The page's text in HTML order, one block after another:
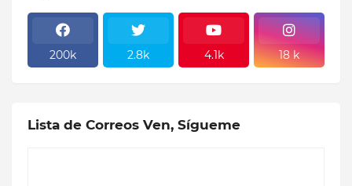
200k 2.8k 4.1k 18 k
Lista de Correos Ven, Sígueme